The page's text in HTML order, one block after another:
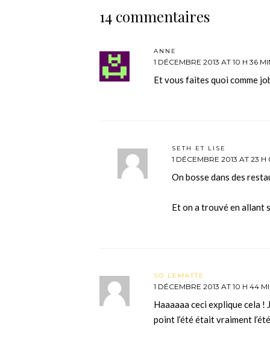
14 commentaires
ANNE
1 DÉCEMBRE 2013 AT 10 H 36
Et vous faites quoi comme
SETH ET LISE
1 DÉCEMBRE 2013 AT 23 H
On bosse dans des
Et on a trouvé en allant
SO LEMATTE
1 DÉCEMBRE 2013 AT 10 H 44
Haaaaaa ceci explique cela !
point l’été était vraiment